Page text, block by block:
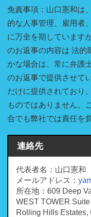
免責事項：山口憲和は
的な人事管理、雇用者
に万全を期しています
のお返事の内容は 法的
かな場合は、常に弁護
のお返事で提供させて
だけに提供されており
ものではありません。
合でも弊社では責任を
連絡先
代表者名：山口憲和
メールアドレス：
所在地：609 Deep
WEST TOWER
Rolling Hills Estates,